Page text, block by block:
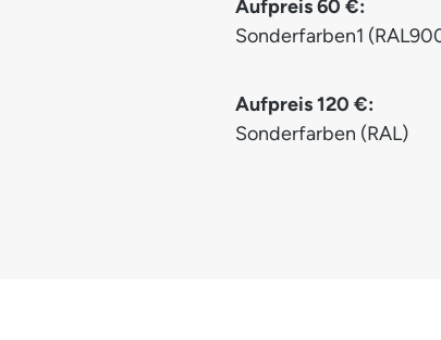
Aufpreis 60 €:
Sonderfarben1
Aufpreis 120 €:
Sonderfarben (RAL)